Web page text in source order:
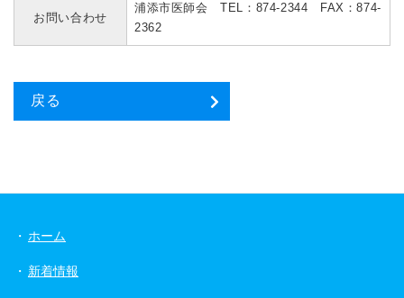
お問い合わせ
浦添市医師会 TEL：874-2344 FAX：874-
2362
戻る
ホーム
新着情報